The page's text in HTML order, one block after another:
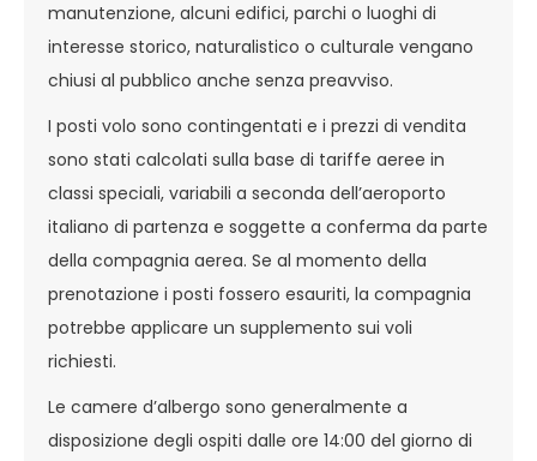
manutenzione, alcuni edifici, parchi o luoghi di
interesse storico, naturalistico o culturale vengano
chiusi al pubblico anche senza preavviso.
I posti volo sono contingentati e i prezzi di vendita
sono stati calcolati sulla base di tariffe aeree in
classi speciali, variabili a seconda dell’aeroporto
italiano di partenza e soggette a conferma da parte
della compagnia aerea. Se al momento della
prenotazione i posti fossero esauriti, la compagnia
potrebbe applicare un supplemento sui voli
richiesti.
Le camere d’albergo sono generalmente a
disposizione degli ospiti dalle ore 14:00 del giorno di